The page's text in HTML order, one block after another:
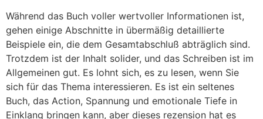
Während das Buch voller wertvoller Informationen ist,
gehen einige Abschnitte in übermäßig detaillierte
Beispiele ein, die dem Gesamtabschluß abträglich sind.
Trotzdem ist der Inhalt solider, und das Schreiben ist im
Allgemeinen gut. Es lohnt sich, es zu lesen, wenn Sie
sich für das Thema interessieren. Es ist ein seltenes
Buch, das Action, Spannung und emotionale Tiefe in
Einklang bringen kann, aber dieses rezension hat es